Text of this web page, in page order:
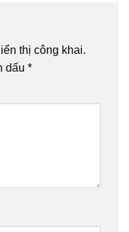
thị công khai.
dấu *